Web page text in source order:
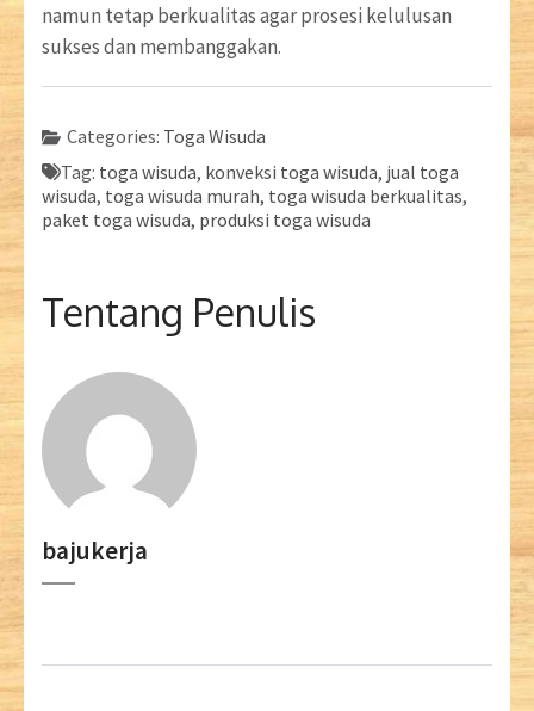
namun tetap berkualitas agar prosesi kelulusan
sukses dan membanggakan.
Categories: Toga Wisuda
Tag: toga wisuda, konveksi toga wisuda, jual toga
wisuda, toga wisuda murah, toga wisuda berkualitas,
paket toga wisuda, produksi toga wisuda
Tentang Penulis
bajukerja